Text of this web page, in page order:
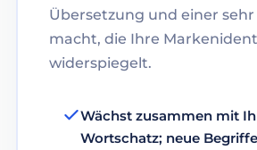
Übersetzung und einer
macht, die Ihre
widerspiegelt.
Wächst zusammen mit
Wortschatz; neue